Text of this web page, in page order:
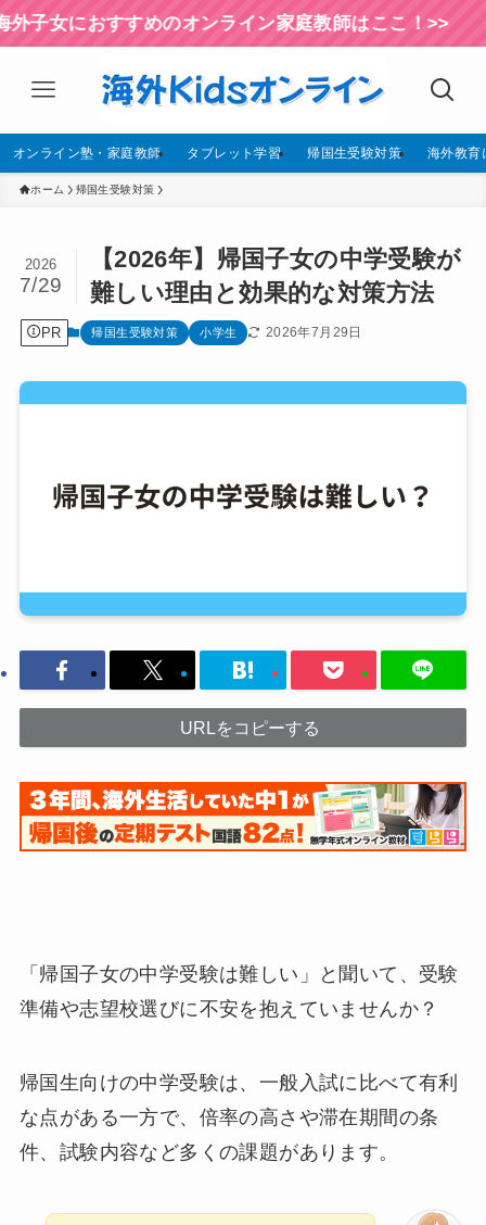
すめのオンライン家庭教師はここ！>>
オンライン塾・家庭教師 タブレット学習 帰国生受験対策 海外教育
ホーム 帰国生受験対策
【2026年】帰国子女の中学受験が
難しい理由と効果的な対策方法
2026
7/29
PR 帰国生受験対策 小学生 2026年7月29日
URLをコピーする
「帰国子女の中学受験は難しい」と聞いて、受験
準備や志望校選びに不安を抱えていませんか？
帰国生向けの中学受験は、一般入試に比べて有利
な点がある一方で、倍率の高さや滞在期間の条
件、試験内容など多くの課題があります。